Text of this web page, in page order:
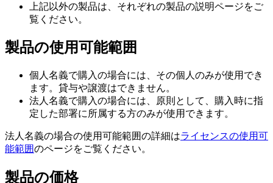
上記以外の製品は、それぞれの製品の説明ページをご
覧ください。
製品の使用可能範囲
個人名義で購入の場合には、その個人のみが使用でき
ます。貸与や譲渡はできません。
法人名義で購入の場合には、原則として、購入時に指
定した部署に所属する方のみが使用できます。
法人名義の場合の使用可能範囲の詳細はライセンスの使用可
能範囲のページをご覧ください。
製品の価格